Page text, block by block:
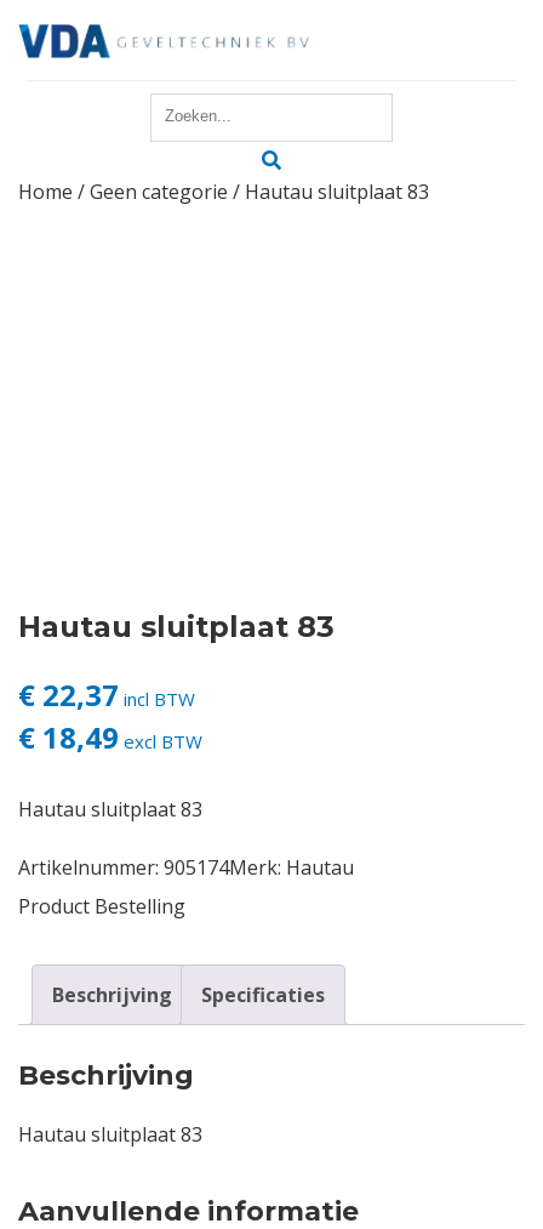
Reparatie
Vacatures
Home /Geen categorie / Hautau sluitplaat 83
Hautau sluitplaat 83
€ 22,37 incl BTW
€ 18,49 excl BTW
Hautau sluitplaat 83
Artikelnummer: 905174Merk: Hautau
Product Bestelling
Beschrijving Specificaties
Beschrijving
Hautau sluitplaat 83
Aanvullende informatie